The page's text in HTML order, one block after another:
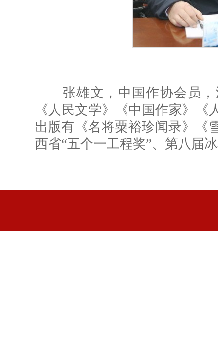
张雄文，中国作协会员，
《人民文学》《中国作家》
出版有《名将粟裕珍闻录》《
西省“五个一工程奖”、第八届